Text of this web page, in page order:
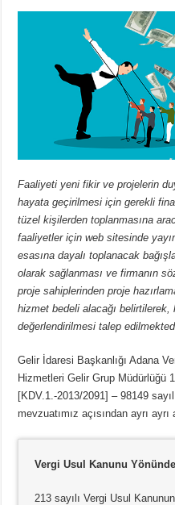
Faaliyeti yeni fikir ve projelerin
hayata geçirilmesi için gerekli
tüzel kişilerden toplanmasına
faaliyetler için web sitesinde
esasına dayalı toplanacak
olarak sağlanması ve firmanın
proje sahiplerinden proje
hizmet bedeli alacağı belirtilerek,
değerlendirilmesi talep
Gelir İdaresi Başkanlığı Adana
Hizmetleri Gelir Grup Müdürlüğü
[KDV.1.-2013/2091] – 98149
mevzuatımız açısından ayrı ayrı
Vergi Usul Kanunu
213 sayılı Vergi Usul